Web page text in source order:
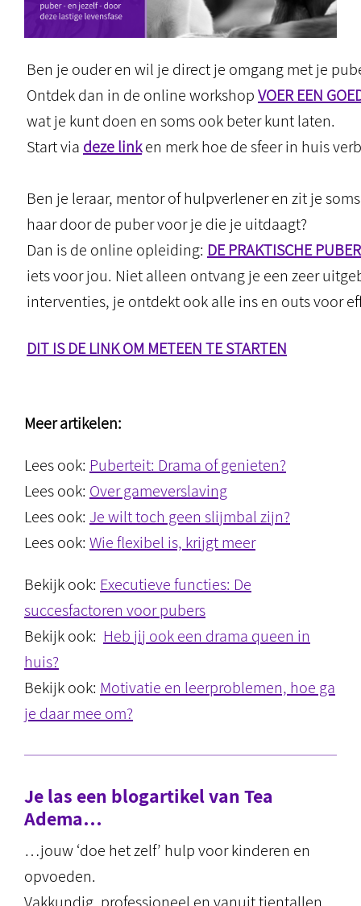
Ben je ouder en wil je direct je omgang met je
Ontdek dan in de online workshopVOER EEN
wat je kunt doen en soms ook beter kunt laten.
Start via deze linken merk hoe de sfeer in huis
Ben je leraar, mentor of hulpverlener en zit je
haar door de puber voor je die je uitdaagt?
Dan is de online opleiding: DE PRAKTISCHE
iets voor jou. Niet alleen ontvang je een zeer
interventies, je ontdekt ook alle ins en outs voor
DIT IS DE LINK OM METEEN TE STARTEN
Meer artikelen:
Lees ook: Puberteit: Drama of genieten?
Lees ook: Over gameverslaving
Lees ook: Je wilt toch geen slijmbal zijn?
Lees ook: Wie flexibel is, krijgt meer
Bekijk ook: Executieve functies: De
succesfactoren voor pubers
Bekijk ook: Heb jij ook een drama queen in
huis?
Bekijk ook: Motivatie en leerproblemen, hoe ga
je daar mee om?
Je las een blogartikel van Tea
Adema…
…jouw ‘doe het zelf’ hulp voor kinderen en
opvoeden.